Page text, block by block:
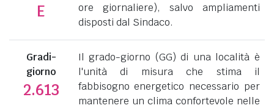
E
ore giornaliere), salvo ampliamenti
disposti dal Sindaco.
Gradi-
giorno
2.613
Il grado-giorno (GG) di una località è
l'unità di misura che stima il
fabbisogno energetico necessario per
mantenere un clima confortevole nelle